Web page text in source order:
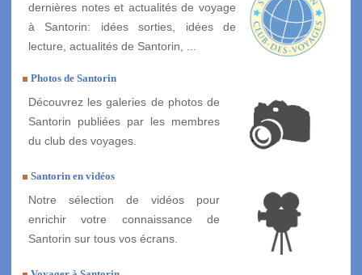
dernières notes et actualités de voyage
à Santorin: idées sorties, idées de
lecture, actualités de Santorin, ...
Photos de Santorin
Découvrez les galeries de photos de
Santorin publiées par les membres
du club des voyages.
Santorin en vidéos
Notre sélection de vidéos pour
enrichir votre connaissance de
Santorin sur tous vos écrans.